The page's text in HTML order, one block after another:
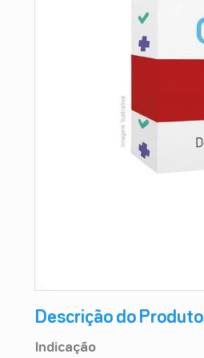
Descrição do Produto
Indicação